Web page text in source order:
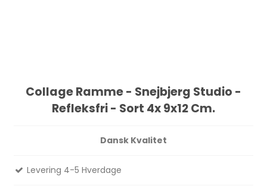
Collage Ramme - Snejbjerg Studio -
Refleksfri - Sort 4x 9x12 Cm.
Dansk Kvalitet
Levering 4-5 Hverdage